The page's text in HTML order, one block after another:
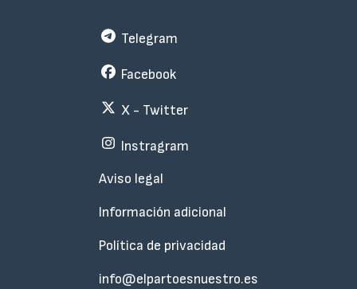
Subfooter
Telegram
Facebook
X - Twitter
Instragram
Aviso legal
Información adicional
Política de privacidad
info@elpartoesnuestro.es